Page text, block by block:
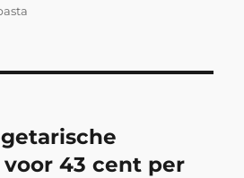
43 cent per